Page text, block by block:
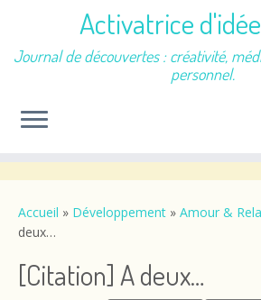
contenu
Activatrice
Journal de découvertes : créativité,
personnel.
Accueil » Développement » Amour &
deux…
[Citation] A deux…